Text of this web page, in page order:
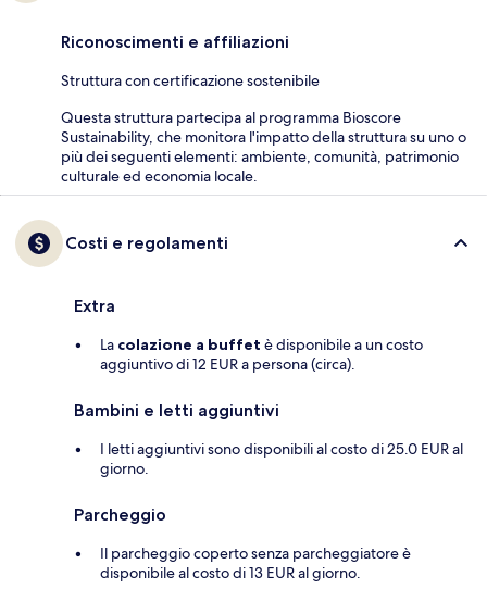
Riconoscimenti e affiliazioni
Struttura con certificazione sostenibile
Questa struttura partecipa al programma Bioscore
Sustainability, che monitora l'impatto della struttura su uno o
più dei seguenti elementi: ambiente, comunità, patrimonio
culturale ed economia locale.
Costi e regolamenti
Extra
La colazione a buffet è disponibile a un costo
aggiuntivo di 12 EUR a persona (circa).
Bambini e letti aggiuntivi
I letti aggiuntivi sono disponibili al costo di 25.0 EUR al
giorno.
Parcheggio
Il parcheggio coperto senza parcheggiatore è
disponibile al costo di 13 EUR al giorno.